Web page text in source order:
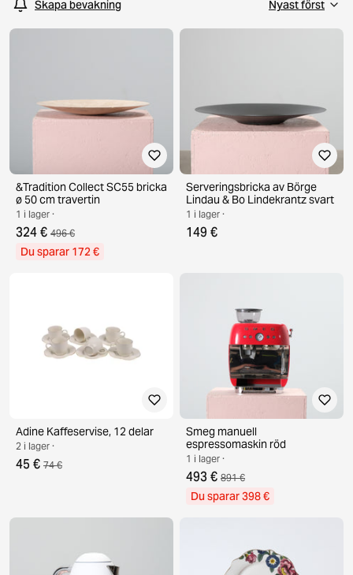
hushållsapparater till överkomliga priser. Oavsett om du
letar efter en fruktskål, servetthållare, underlägg eller en
Skapa bevakning
&Tradition Collect SC55 bricka
ø 50 cm travertin
1 i lager ·
324 € 496 €
Du sparar 172 €
Serveringsbricka av Börge
Lindau & Bo Lindekrantz svart
1 i lager ·
149 €
Adine Kaffeservise, 12 delar
2 i lager ·
45 € 74 €
Smeg manuell
espressomaskin röd
1 i lager ·
493 € 891 €
Du sparar 398 €